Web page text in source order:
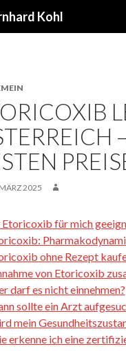
Kohl
2025
Etoricoxib für mich
ohne Rezept
von Etoricoxib
darf es nicht einnehmen?
sollte ein Arzt
mein
erkenne ich eine